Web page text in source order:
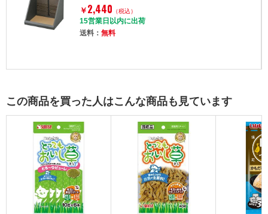
￥ 2,440 （税込）
15営業日以内に出荷
送料：無料
この商品を買った人はこんな商品も見ています